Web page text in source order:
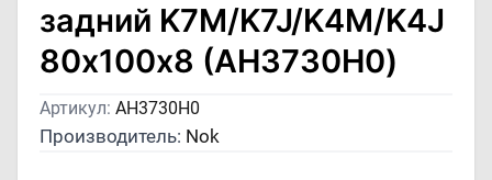
задний K7M/K7J/K4M/K4J
80х100х8 (AH3730H0)
Артикул: AH3730H0
Производитель: Nok